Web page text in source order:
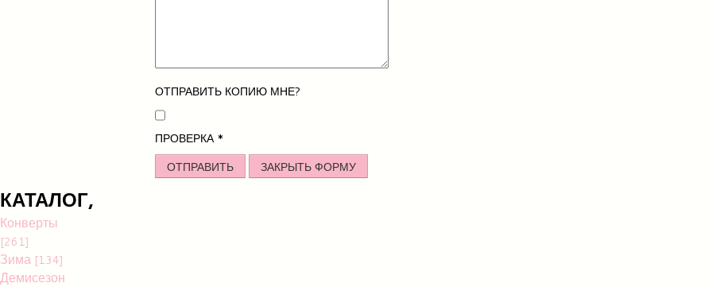
ОТПРАВИТЬ КОПИЮ МНЕ?
ПРОВЕРКА*
ОТПРАВИТЬ
ЗАКРЫТЬ ФОРМУ
КАТАЛОГ,
Конверты
[261]
Зима [134]
Демисезон